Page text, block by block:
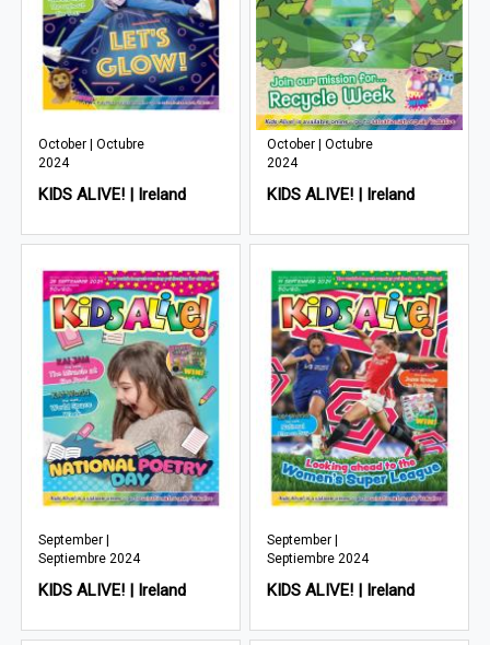
October | Octubre
2024
KIDS ALIVE! | Ireland
October | Octubre
2024
KIDS ALIVE! | Ireland
September |
Septiembre 2024
KIDS ALIVE! | Ireland
September |
Septiembre 2024
KIDS ALIVE! | Ireland